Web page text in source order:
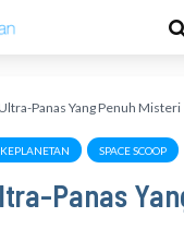
Panas Yang Penuh Misteri
KEPLANETAN SPACE SCOOP
Panas